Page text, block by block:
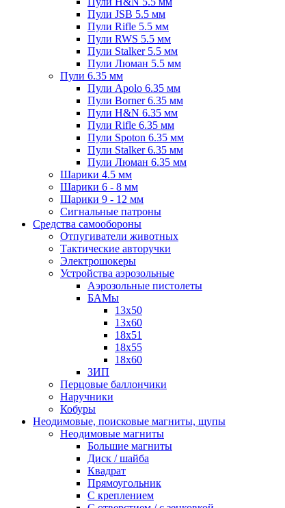
Пули JSB 5.5 мм
Пули Rifle 5.5 мм
Пули RWS 5.5 мм
Пули Stalker 5.5 мм
Пули Люман 5.5 мм
Пули 6.35 мм
Пули Apolo 6.35 мм
Пули Borner 6.35 мм
Пули H&N 6.35 мм
Пули Rifle 6.35 мм
Пули Spoton 6.35 мм
Пули Stalker 6.35 мм
Пули Люман 6.35 мм
Шарики 4.5 мм
Шарики 6 - 8 мм
Шарики 9 - 12 мм
Сигнальные патроны
Средства самообороны
Отпугиватели животных
Тактические авторучки
Электрошокеры
Устройства аэрозольные
Аэрозольные пистолеты
БАМы
13х50
13х60
18х51
18х55
18х60
ЗИП
Перцовые баллончики
Наручники
Кобуры
Неодимовые, поисковые магниты, щупы
Неодимовые магниты
Большие магниты
Диск / шайба
Квадрат
Прямоугольник
С креплением